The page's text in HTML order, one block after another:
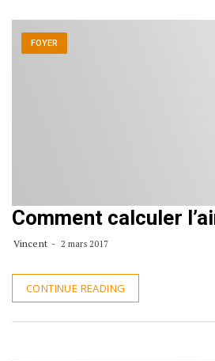
FOYER
Comment calculer
Vincent 2 mars 2017
CONTINUE READING